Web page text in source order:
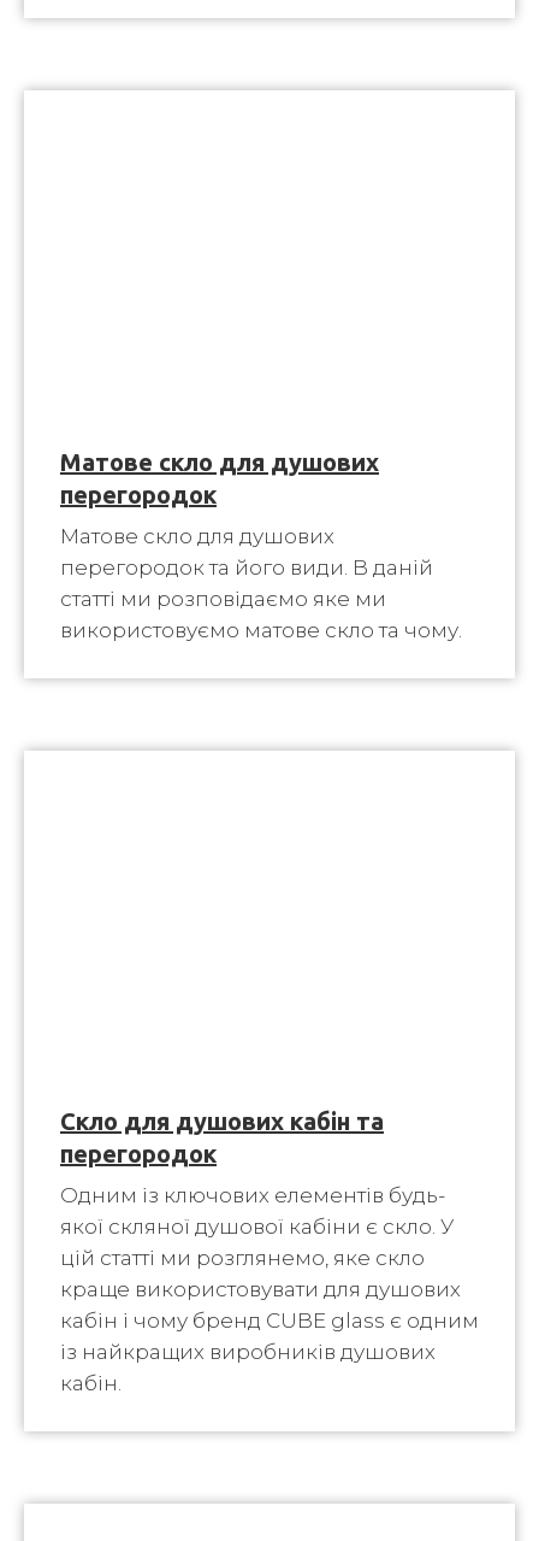
Матове скло для душових
перегородок
Матове скло для душових
перегородок та його види. В даній
статті ми розповідаємо яке ми
використовуємо матове скло та чому.
Скло для душових кабін та
перегородок
Одним із ключових елементів будь-
якої скляної душової кабіни є скло. У
цій статті ми розглянемо, яке скло
краще використовувати для душових
кабін і чому бренд CUBE glass є одним
із найкращих виробників душових
кабін.